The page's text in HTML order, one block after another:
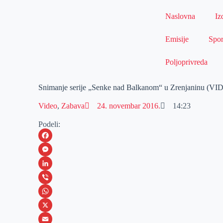
Naslovna
Emisije
Poljoprivreda
Snimanje serije „Senke nad Balkanom“ u Zrenjaninu
Video, Zabava 24. novembar 2016. 14:23
Podeli:
F
a
c
e
b
o
M
e
s
s
e
L
i
n
k
V
i
b
W
h
X